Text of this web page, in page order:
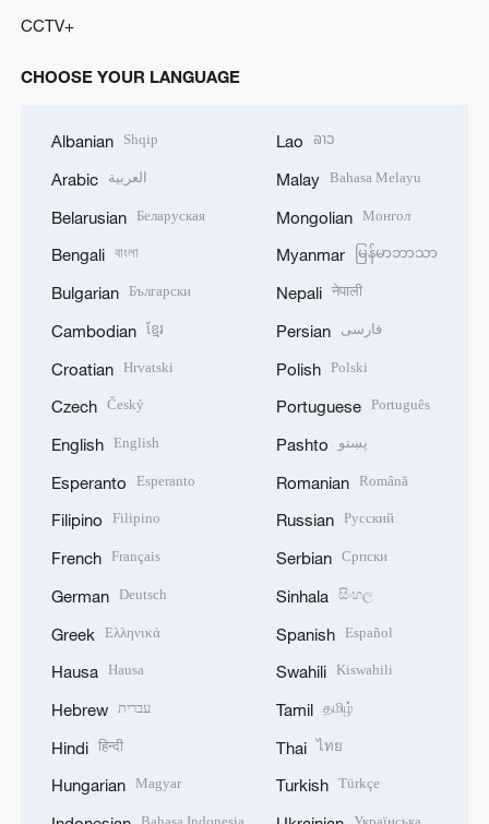
CCTV+
CHOOSE YOUR LANGUAGE
Albanian Shqip
Arabic العربية
Belarusian Беларуская
Bengali বাংলা
Bulgarian Български
Cambodian ខ្មែរ
Croatian Hrvatski
Czech Český
English English
Esperanto Esperanto
Filipino Filipino
French Français
German Deutsch
Greek Ελληνικά
Hausa Hausa
Hebrew עברית
Hindi हिन्दी
Hungarian Magyar
Lao ລາວ
Malay Bahasa Melayu
Mongolian Монгол
Myanmar မြန်မာဘာသာ
Nepali नेपाली
Persian فارسی
Polish Polski
Portuguese Português
Pashto پښتو
Romanian Română
Russian Русский
Serbian Српски
Sinhala සිංහල
Spanish Español
Swahili Kiswahili
Tamil தமிழ்
Thai ไทย
Turkish Türkçe